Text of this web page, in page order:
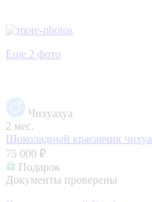
Еще 2 фото
Чихуахуа
2 мес.
Шоколадный красавчик чихуа
75 000 ₽
Подарок
Документы проверены